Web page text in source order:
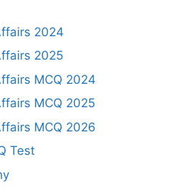
2024
2025
MCQ 2024
MCQ 2025
MCQ 2026
Test